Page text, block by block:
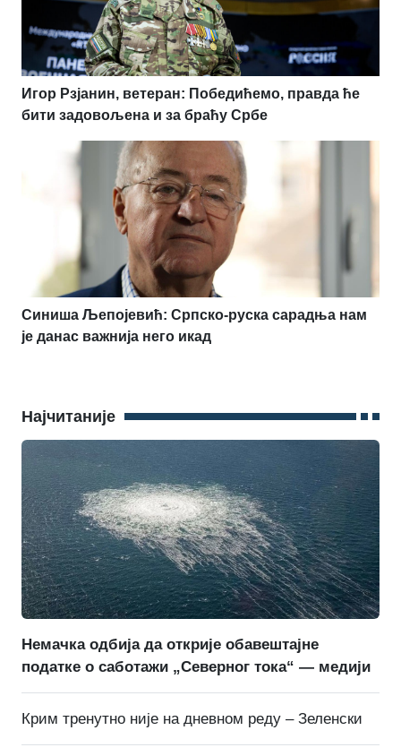
Игор Рзјанин, ветеран: Победићемо, правда ће
бити задовољена и за браћу Србе
Синиша Љепојевић: Српско-руска сарадња нам
је данас важнија него икад
Најчитаније
Немачка одбија да открије обавештајне
податке о саботажи „Северног тока“ — медији
Крим тренутно није на дневном реду – Зеленски